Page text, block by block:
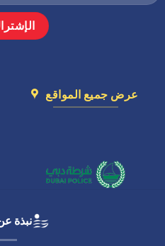
عرض جميع المواقع
نبذة